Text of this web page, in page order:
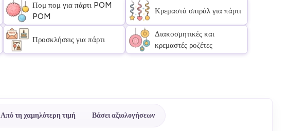
Πομ πομ για πάρτι POM
POM
Κρεμαστά σπιράλ για πάρτι
Προσκλήσεις για πάρτι
Διακοσμητικές και
κρεμαστές ροζέτες
Από τη χαμηλότερη τιμή Βάσει αξιολογήσεων